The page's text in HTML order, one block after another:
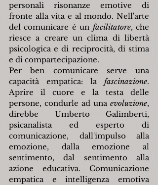
personali risonanze emotive di
fronte alla vita e al mondo. Nell'arte
del comunicare è un facilitatore, che
riesce a creare un clima di libertà
psicologica e di reciprocità, di stima
e di compartecipazione.
Per ben comunicare serve una
capacità empatica: la fascinazione.
Aprire il cuore e la testa delle
persone, condurle ad una evoluzione,
direbbe Umberto Galimberti,
psicanalista ed esperto di
comunicazione, dall'impulso alla
emozione, dalla emozione al
sentimento, dal sentimento alla
azione educativa. Comunicazione
empatica e intelligenza emotiva